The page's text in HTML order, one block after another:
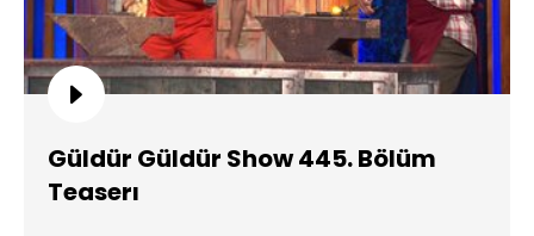
Güldür Güldür Show 445. Bölüm
Teaserı